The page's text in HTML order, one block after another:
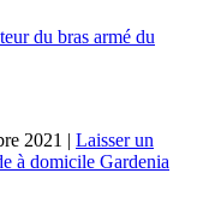
du bras armé du
2021 | Laisser un
à domicile Gardenia